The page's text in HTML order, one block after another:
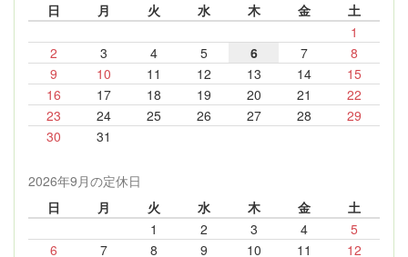
日
月 火 水 木 金
土
1
2
3 4 5 6 7
8
9
10 11 12 13 14
15
16
17 18 19 20 21
22
23
24 25 26 27 28
29
30
31
2026年9月の定休日
日
月 火 水 木 金
土
1
2 3 4
5
6
7 8 9 10 11
12